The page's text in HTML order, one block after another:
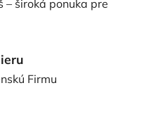
– široká ponuka pre
Firmu